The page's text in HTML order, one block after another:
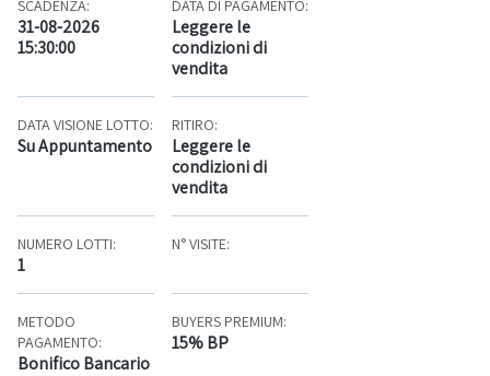
SCADENZA:
31-08-2026
15:30:00
DATA DI PAGAMENTO:
Leggere le
condizioni di
vendita
DATA VISIONE LOTTO:
Su Appuntamento
RITIRO:
Leggere le
condizioni di
vendita
NUMERO LOTTI:
1
N° VISITE:
METODO
PAGAMENTO:
Bonifico Bancario
BUYERS PREMIUM:
15% BP